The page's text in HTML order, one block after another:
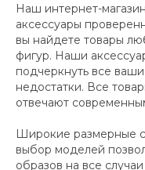
Наш интернет-
аксессуары
вы найдете товары
фигур. Наши
подчеркнуть все
недостатки. Все
отвечают
Широкие размерные
выбор моделей
образов на все